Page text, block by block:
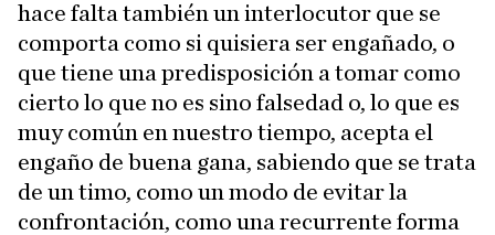
hace falta también un interlocutor que se
comporta como si quisiera ser engañado, o
que tiene una predisposición a tomar como
cierto lo que no es sino falsedad o, lo que es
muy común en nuestro tiempo, acepta el
engaño de buena gana, sabiendo que se trata
de un timo, como un modo de evitar la
confrontación, como una recurrente forma